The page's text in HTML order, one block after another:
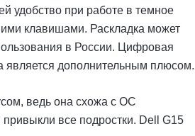
удобство при работе в темное
клавишами. Раскладка может
в России. Цифровая
является дополнительным плюсом.
ведь она схожа с ОС
все подростки. Dell G15